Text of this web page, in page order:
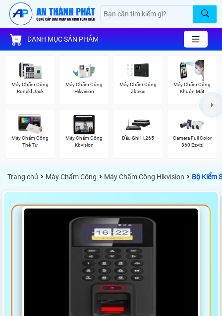
DANH MỤC SẢN PHẨM
Máy Chấm Công
Ronald Jack
Máy Chấm Công
Hikvision
Máy Chấm Công
Zkteco
Máy Chấm Công
Khuôn Mặt
Máy Chấm Công
Thẻ Từ
Máy Chấm Công
Kbvision
Đầu Ghi H.265
Camera Full Color
360 Ezviz
Trang chủ › Máy Chấm Công › Máy Chấm Công Hikvision › Bộ Kiểm